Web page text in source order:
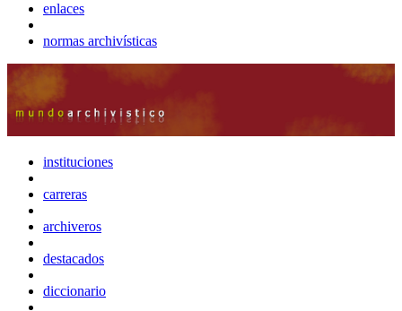
enlaces
normas archivísticas
instituciones
carreras
archiveros
destacados
diccionario